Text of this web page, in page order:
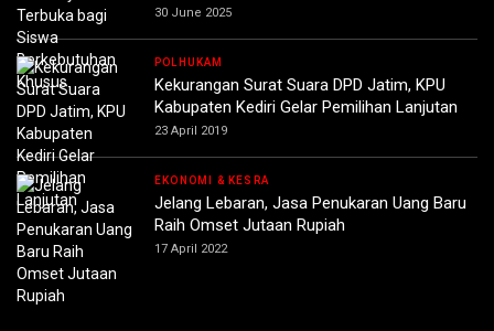
30 June 2025
POLHUKAM
Kekurangan Surat Suara DPD Jatim, KPU
Kabupaten Kediri Gelar Pemilihan Lanjutan
23 April 2019
EKONOMI & KESRA
Jelang Lebaran, Jasa Penukaran Uang Baru
Raih Omset Jutaan Rupiah
17 April 2022